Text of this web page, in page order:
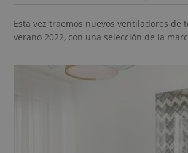
Esta vez traemos nuevos ventiladores de
verano 2022, con una selección de la